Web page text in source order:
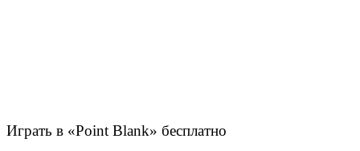
Играть в «Point Blank» бесплатно